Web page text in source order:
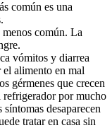
común es una
común. La
vómitos y diarrea
el alimento en mal
gérmenes que crecen
refrigerador por mucho
desaparecen
tratar en casa sin